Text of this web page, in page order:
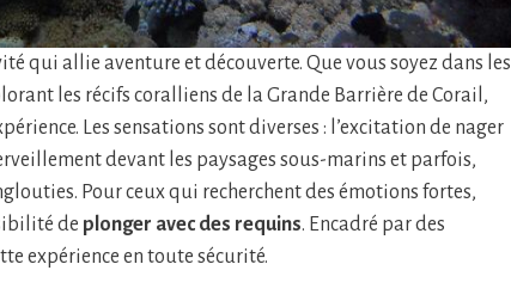
qui allie aventure et découverte. Que vous soyez dans les
les récifs coralliens de la Grande Barrière de Corail,
Les sensations sont diverses : l’excitation de nager
devant les paysages sous-marins et parfois,
Pour ceux qui recherchent des émotions fortes,
de plonger avec des requins. Encadré par des
expérience en toute sécurité.